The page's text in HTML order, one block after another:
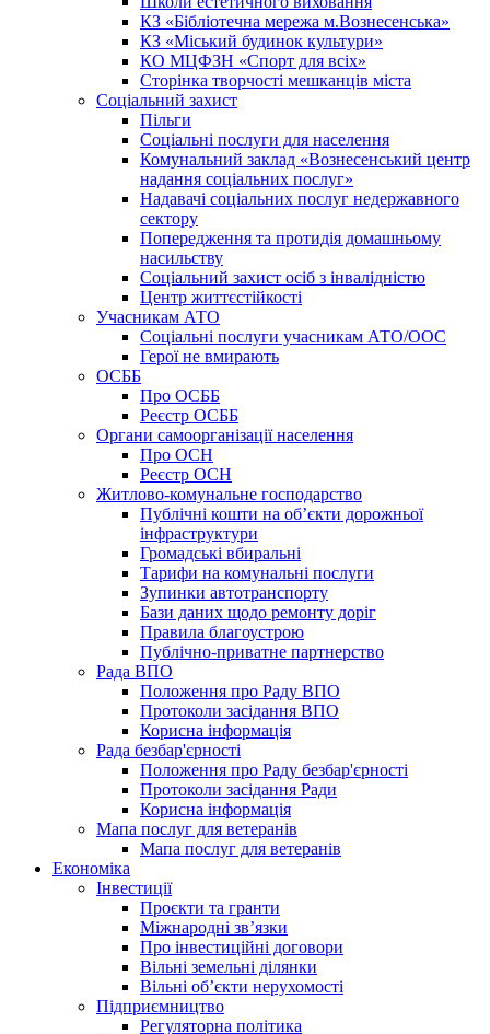
КЗ «Бібліотечна мережа м.Вознесенська»
КЗ «Міський будинок культури»
КО МЦФЗН «Спорт для всіх»
Сторінка творчості мешканців міста
Соціальний захист
Пільги
Соціальні послуги для населення
Комунальний заклад «Вознесенський центр
надання соціальних послуг»
Надавачі соціальних послуг недержавного
сектору
Попередження та протидія домашньому
насильству
Соціальний захист осіб з інвалідністю
Центр життєстійкості
Учасникам АТО
Соціальні послуги учасникам АТО/ООС
Герої не вмирають
ОСББ
Про ОСББ
Реєстр ОСББ
Органи самоорганізації населення
Про ОСН
Реєстр ОСН
Житлово-комунальне господарство
Публічні кошти на об’єкти дорожньої
інфраструктури
Громадські вбиральні
Тарифи на комунальні послуги
Зупинки автотранспорту
Бази даних щодо ремонту доріг
Правила благоустрою
Публічно-приватне партнерство
Рада ВПО
Положення про Раду ВПО
Протоколи засідання ВПО
Корисна інформація
Рада безбар'єрності
Положення про Раду безбар'єрності
Протоколи засідання Ради
Корисна інформація
Мапа послуг для ветеранів
Мапа послуг для ветеранів
Економіка
Інвестиції
Проєкти та гранти
Міжнародні зв’язки
Про інвестиційні договори
Вільні земельні ділянки
Вільні об’єкти нерухомості
Підприємництво
Регуляторна політика